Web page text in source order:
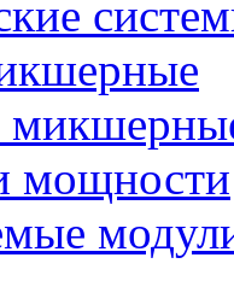
мощности